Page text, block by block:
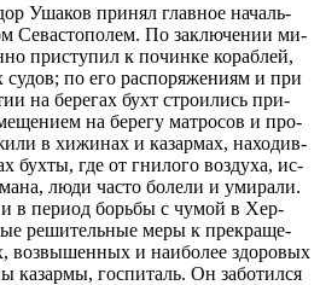
Уша­ков при­нял глав­ное на­чаль­
Се­ва­сто­по­лем. По за­клю­че­нии ми­
при­сту­пил к по­чин­ке ко­раб­лей,
по его рас­по­ря­же­ни­ям и при
на бе­ре­гах бухт стро­и­лись при­
на бе­ре­гу мат­ро­сов и про­
в хи­жи­нах и ка­зар­мах, на­хо­див­
бух­ты, где от гни­ло­го воз­ду­ха, ис­
лю­ди ча­сто бо­ле­ли и уми­ра­ли.
в пе­ри­од борь­бы с чу­мой в Хер­
ре­ши­тель­ные ме­ры к пре­кра­ще­
воз­вы­шен­ных и наи­бо­лее здо­ро­вых
ка­зар­мы, гос­пи­таль. Он за­бо­тил­ся